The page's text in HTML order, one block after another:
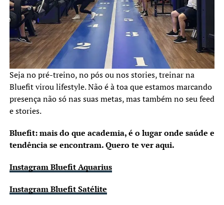
Seja no pré-treino, no pós ou nos stories, treinar na
Bluefit virou lifestyle. Não é à toa que estamos marcando
presença não só nas suas metas, mas também no seu feed
e stories.
Bluefit: mais do que academia, é o lugar onde saúde e
tendência se encontram. Quero te ver aqui.
Instagram Bluefit Aquarius
Instagram Bluefit Satélite